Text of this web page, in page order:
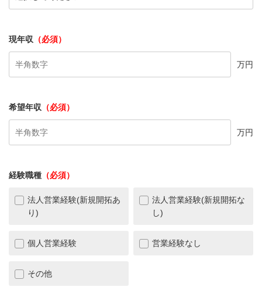
現年収 （必須）
万円
希望年収 （必須）
万円
経験職種 （必須）
法人営業経験(新規開拓あ
り)
法人営業経験(新規開拓な
し)
個人営業経験 営業経験なし
その他